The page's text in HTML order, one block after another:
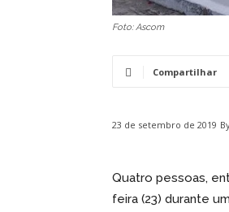
Foto: Ascom
Compartilhar
23 de setembro de 2019
Quatro pessoas,
feira (23) durante